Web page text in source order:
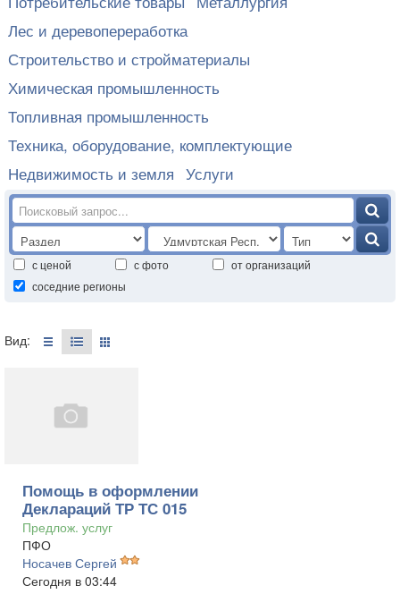
Лес и деревопереработка
Строительство и стройматериалы
Химическая промышленность
Топливная промышленность
Техника, оборудование, комплектующие
Недвижимость и земля Услуги
с ценой с фото
от организаций
соседние регионы
Вид:
Помощь в оформлении
Деклараций ТР ТС 015
Предлож. услуг
ПФО
Носачев Сергей
Сегодня в 03:44